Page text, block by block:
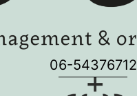
06-54376712